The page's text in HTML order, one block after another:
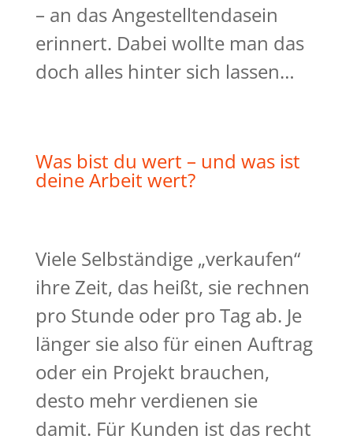
– an das Angestelltendasein
erinnert. Dabei wollte man das
doch alles hinter sich lassen…
Was bist du wert – und was ist
deine Arbeit wert?
Viele Selbständige „verkaufen“
ihre Zeit, das heißt, sie rechnen
pro Stunde oder pro Tag ab. Je
länger sie also für einen Auftrag
oder ein Projekt brauchen,
desto mehr verdienen sie
damit. Für Kunden ist das recht